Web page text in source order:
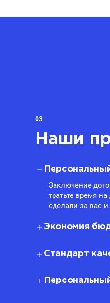
03
Наши
Заключение
тратьте время
сделали за вас
Экономия
Стандарт